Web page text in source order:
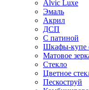
Alvic Luxe
Эмаль
Акрил
ДСП
С патиной
Шкафы-купе
Матовое
Стекло
Цветное
Пескоструй